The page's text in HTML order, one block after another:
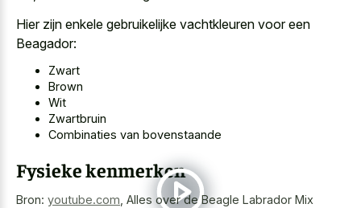
Hier zijn enkele gebruikelijke vachtkleuren voor een
Beagador:
Zwart
Brown
Wit
Zwartbruin
Combinaties van bovenstaande
Fysieke kenmerken
Bron: youtube.com Alles over de Beagle Labrador Mix